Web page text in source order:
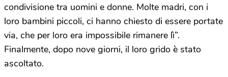
condivisione tra uomini e donne. Molte madri, con i
loro bambini piccoli, ci hanno chiesto di essere portate
via, che per loro era impossibile rimanere lì”.
Finalmente, dopo nove giorni, il loro grido è stato
ascoltato.